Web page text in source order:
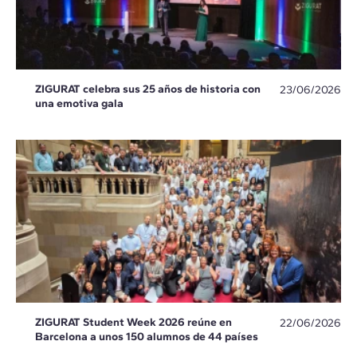
ZIGURAT celebra sus 25 años de historia con
una emotiva gala
23/06/2026
ZIGURAT Student Week 2026 reúne en
Barcelona a unos 150 alumnos de 44 países
22/06/2026